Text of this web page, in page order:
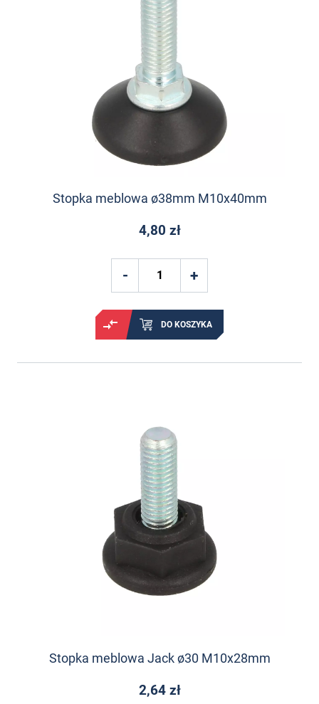
Stopka meblowa ø38mm M10x40mm
4,80 zł
DO KOSZYKA
Stopka meblowa Jack ø30 M10x28mm
2,64 zł